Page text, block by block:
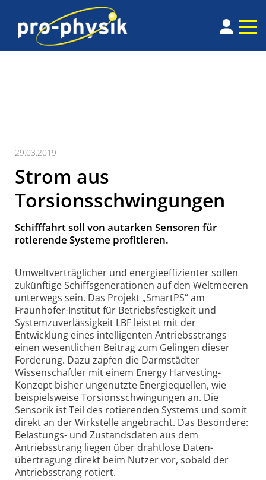
29.03.2019
Strom aus
Torsionsschwingungen
Schifffahrt soll von autarken Sensoren für
rotierende Systeme profitieren.
Umweltver­träglicher und energie­effizienter sollen
zukünftige Schiffsgenerationen auf den Weltmeeren
unterwegs sein. Das Projekt „SmartPS“ am
Fraunhofer-Institut für Betriebs­festigkeit und
System­zuverlässigkeit LBF leistet mit der
Entwicklung eines intelligenten Antriebs­strangs
einen wesentlichen Beitrag zum Gelingen dieser
Forderung. Dazu zapfen die Darmstädter
Wissenschaftler mit einem Energy Harvesting-
Konzept bisher ungenutzte Energiequellen, wie
beispielsweise Torsions­schwingungen an. Die
Sensorik ist Teil des rotierenden Systems und somit
direkt an der Wirkstelle angebracht. Das Besondere:
Belastungs- und Zustandsdaten aus dem
Antriebsstrang liegen über drahtlose Daten­
übertragung direkt beim Nutzer vor, sobald der
Antriebsstrang rotiert.